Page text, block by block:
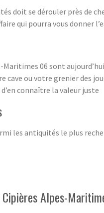
doit se dérouler près de
qui pourra vous donner
06 sont
cave ou votre grenier des
connaître la valeur juste
les antiquités le plus
Alpes-